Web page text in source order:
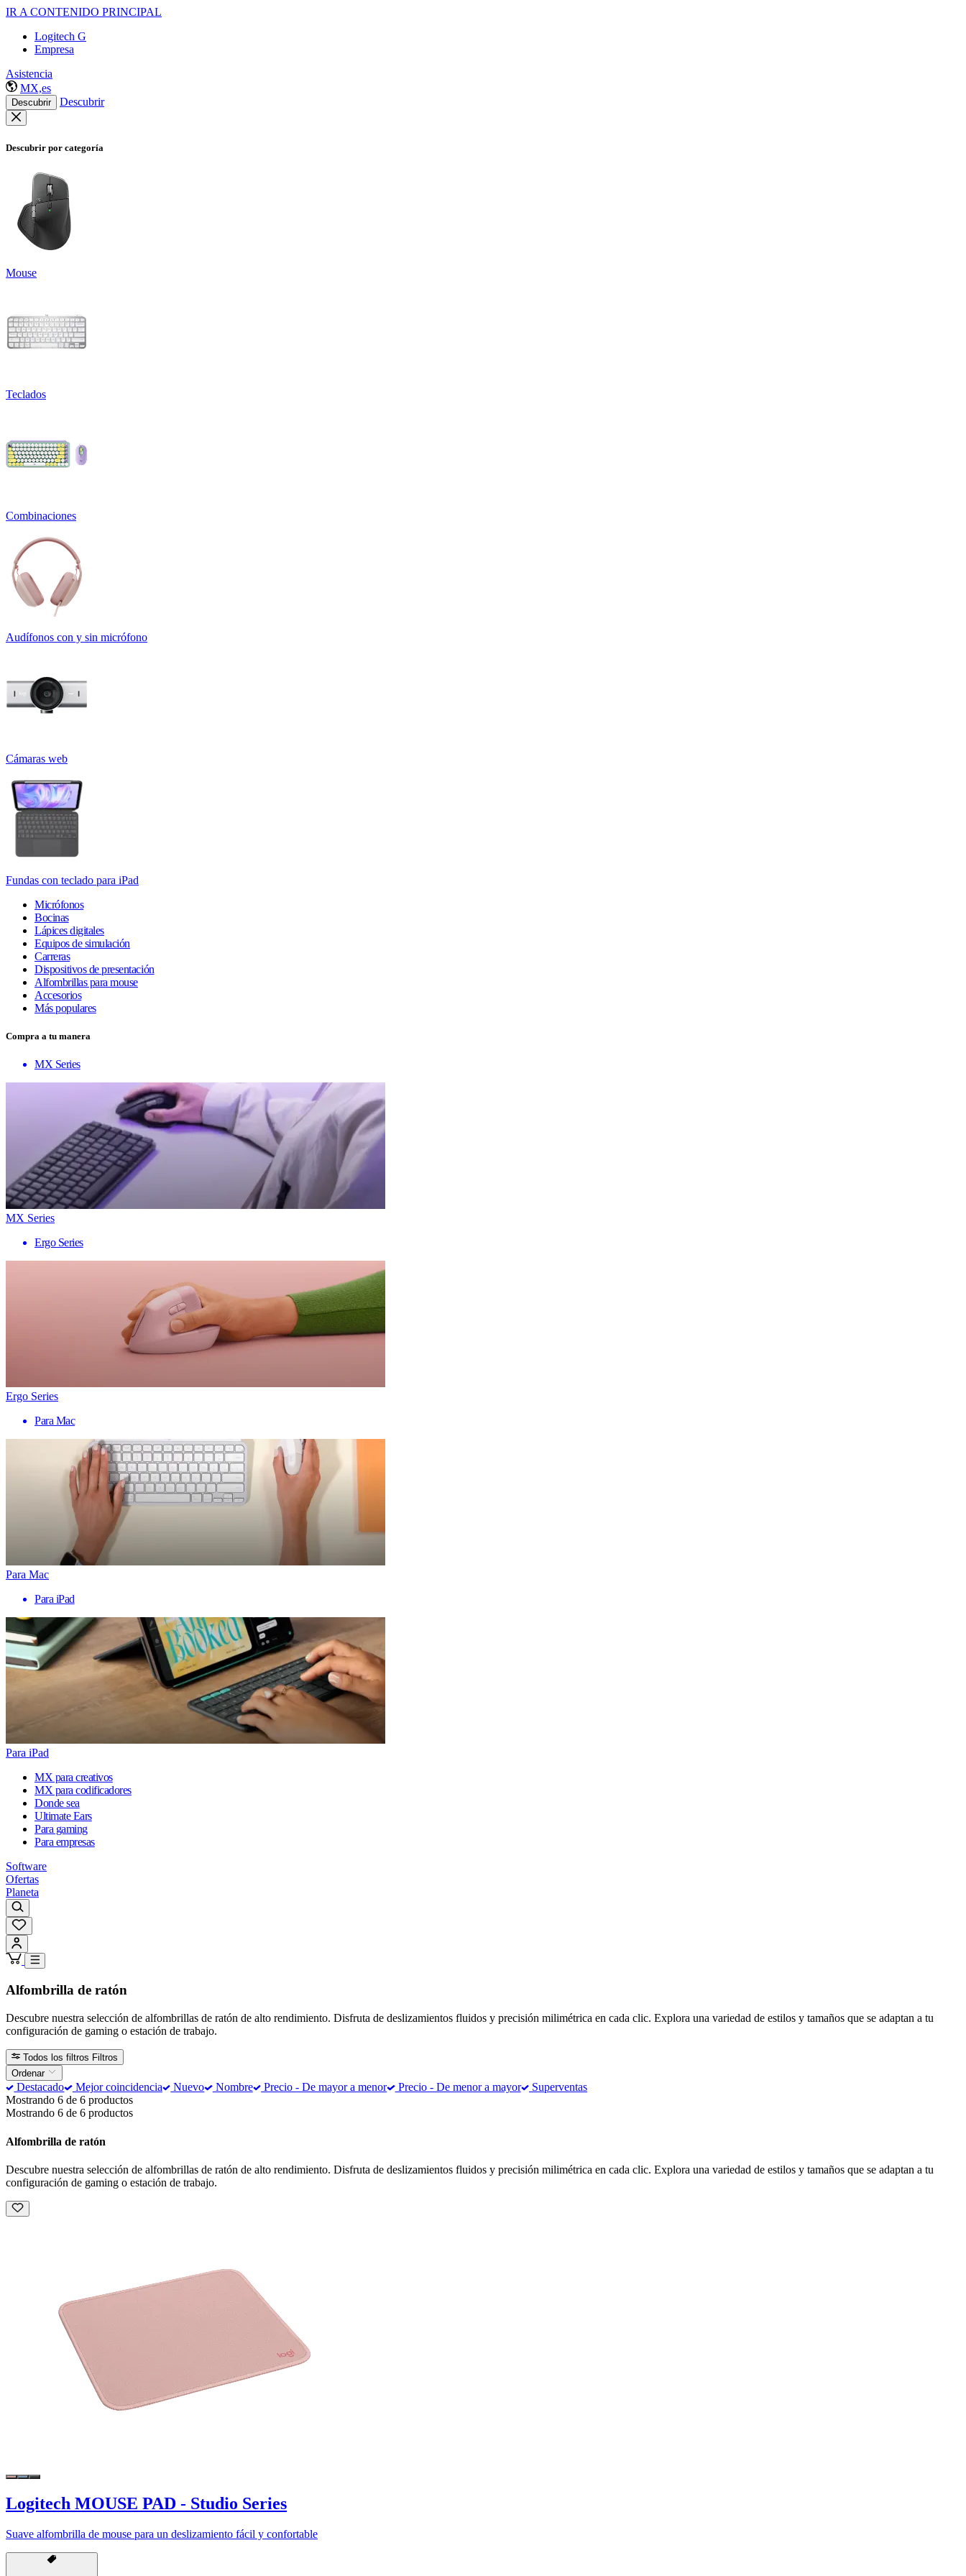
IR A CONTENIDO PRINCIPAL
Logitech G
Empresa
Asistencia
MX,es
Descubrir Descubrir
Descubrir por categoría
Mouse
Teclados
Combinaciones
Audífonos con y sin micrófono
Cámaras web
Fundas con teclado para iPad
Micrófonos
Bocinas
Lápices digitales
Equipos de simulación
Carreras
Dispositivos de presentación
Alfombrillas para mouse
Accesorios
Más populares
Compra a tu manera
MX Series
MX Series
Ergo Series
Ergo Series
Para Mac
Para Mac
Para iPad
Para iPad
MX para creativos
MX para codificadores
Donde sea
Ultimate Ears
Para gaming
Para empresas
Software
Ofertas
Planeta
Alfombrilla de ratón
Descubre nuestra selección de alfombrillas de ratón de alto rendimiento. Disfruta de deslizamientos fluidos y precisión milimétrica en cada clic. Explora una variedad de estilos y tamaños que se adaptan a tu
configuración de gaming o estación de trabajo.
Todos los filtros Filtros
Ordenar
Destacado Mejor coincidencia Nuevo Nombre Precio - De mayor a menor Precio - De menor a mayor
Superventas
Mostrando 6 de 6 productos
Mostrando 6 de 6 productos
Alfombrilla de ratón
Descubre nuestra selección de alfombrillas de ratón de alto rendimiento. Disfruta de deslizamientos fluidos y precisión milimétrica en cada clic. Explora una variedad de estilos y tamaños que se adaptan a tu
configuración de gaming o estación de trabajo.
Logitech MOUSE PAD - Studio Series
Suave alfombrilla de mouse para un deslizamiento fácil y confortable